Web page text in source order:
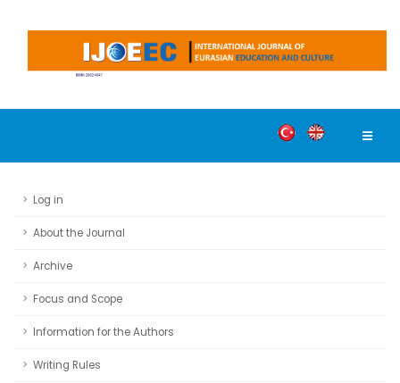
Log in
About the Journal
Archive
Focus and Scope
Information for the Authors
Writing Rules